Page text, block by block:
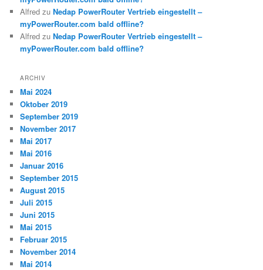
Alfred zuNedap PowerRouter Vertrieb eingestellt –
myPowerRouter.com bald offline?
Alfred zuNedap PowerRouter Vertrieb eingestellt –
myPowerRouter.com bald offline?
ARCHIV
Mai 2024
Oktober 2019
September 2019
November 2017
Mai 2017
Mai 2016
Januar 2016
September 2015
August 2015
Juli 2015
Juni 2015
Mai 2015
Februar 2015
November 2014
Mai 2014